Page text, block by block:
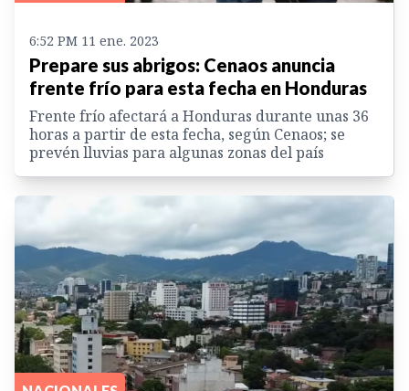
6:52 PM 11 ene. 2023
Prepare sus abrigos: Cenaos anuncia
frente frío para esta fecha en Honduras
Frente frío afectará a Honduras durante unas 36
horas a partir de esta fecha, según Cenaos; se
prevén lluvias para algunas zonas del país